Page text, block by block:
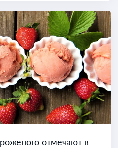
отмечают в